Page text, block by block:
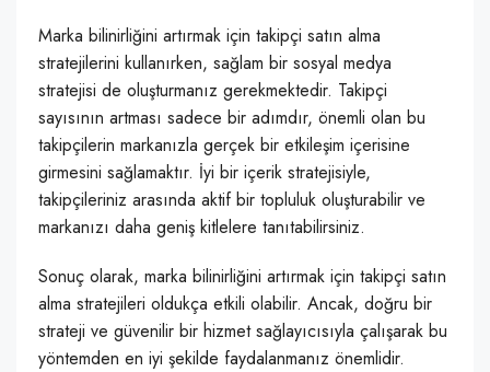
Marka bilinirliğini artırmak için takipçi satın alma
stratejilerini kullanırken, sağlam bir sosyal medya
stratejisi de oluşturmanız gerekmektedir. Takipçi
sayısının artması sadece bir adımdır, önemli olan bu
takipçilerin markanızla gerçek bir etkileşim içerisine
girmesini sağlamaktır. İyi bir içerik stratejisiyle,
takipçileriniz arasında aktif bir topluluk oluşturabilir ve
markanızı daha geniş kitlelere tanıtabilirsiniz.
Sonuç olarak, marka bilinirliğini artırmak için takipçi satın
alma stratejileri oldukça etkili olabilir. Ancak, doğru bir
strateji ve güvenilir bir hizmet sağlayıcısıyla çalışarak bu
yöntemden en iyi şekilde faydalanmanız önemlidir.